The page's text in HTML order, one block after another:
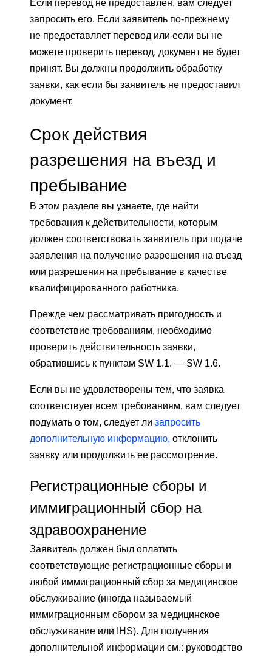
Если перевод не предоставлен, вам следует
запросить его. Если заявитель по-прежнему
не предоставляет перевод или если вы не
можете проверить перевод, документ не будет
принят. Вы должны продолжить обработку
заявки, как если бы заявитель не предоставил
документ.
Срок действия
разрешения на въезд и
пребывание
В этом разделе вы узнаете, где найти
требования к действительности, которым
должен соответствовать заявитель при подаче
заявления на получение разрешения на въезд
или разрешения на пребывание в качестве
квалифицированного работника.
Прежде чем рассматривать пригодность и
соответствие требованиям, необходимо
проверить действительность заявки,
обратившись к пунктам SW 1.1. — SW 1.6.
Если вы не удовлетворены тем, что заявка
соответствует всем требованиям, вам следует
подумать о том, следует ли запросить
дополнительную информацию, отклонить
заявку или продолжить ее рассмотрение.
Регистрационные сборы и
иммиграционный сбор на
здравоохранение
Заявитель должен был оплатить
соответствующие регистрационные сборы и
любой иммиграционный сбор за медицинское
обслуживание (иногда называемый
иммиграционным сбором за медицинское
обслуживание или IHS). Для получения
дополнительной информации см.: руководство